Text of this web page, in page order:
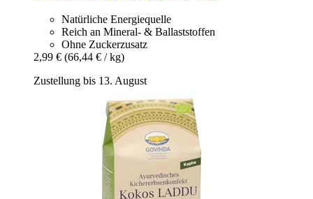
Natürliche Energiequelle
Reich an Mineral- & Ballaststoffen
Ohne Zuckerzusatz
2,99 € (66,44 € / kg)
Zustellung bis 13. August